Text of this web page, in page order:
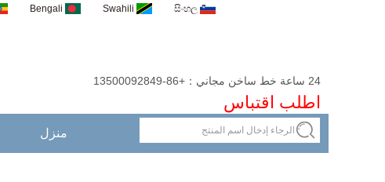
Bengali Swahili සිංහල
24 ساعة خط ساخن مجاني：+86-13500092849
اطلب اقتباس
منزل